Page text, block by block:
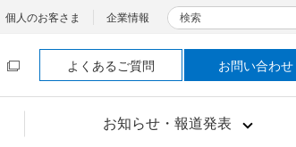
お知らせ・報道発表
個人のお客さま 企業情報 検索
よくあるご質問 お問い合わせ